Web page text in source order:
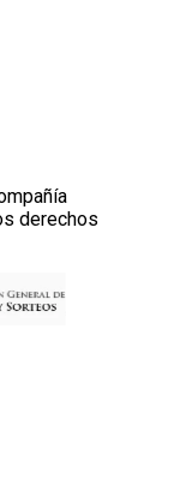
derechos